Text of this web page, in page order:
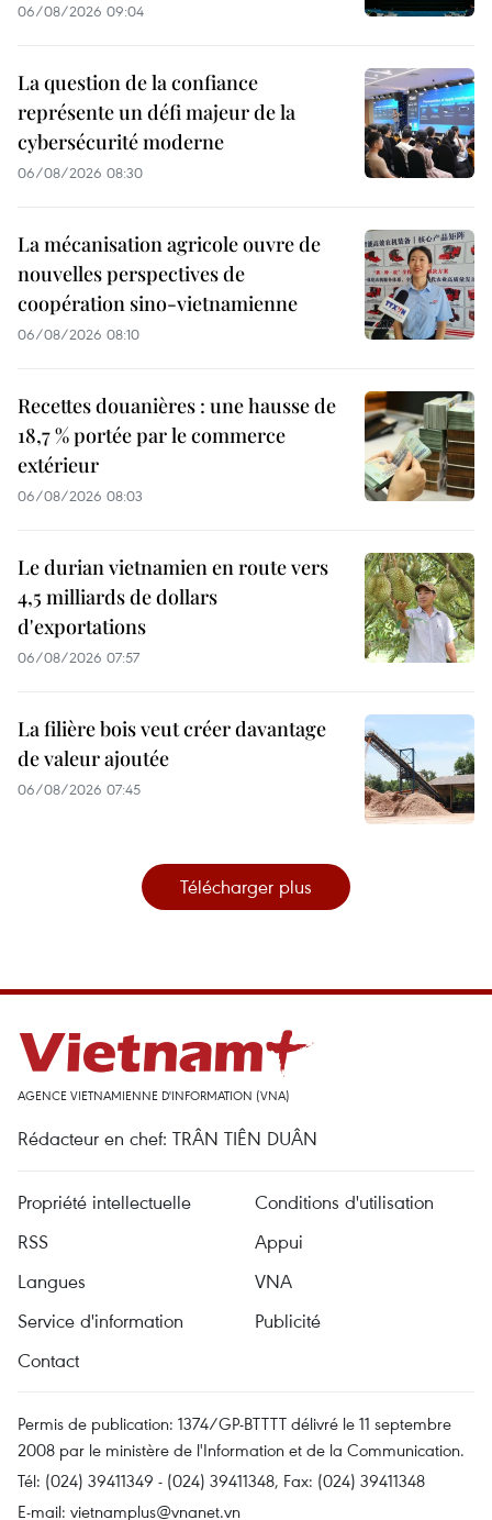
06/08/2026 09:04
La question de la confiance
représente un défi majeur de la
cybersécurité moderne
06/08/2026 08:30
La mécanisation agricole ouvre de
nouvelles perspectives de
coopération sino-vietnamienne
06/08/2026 08:10
Recettes douanières : une hausse de
18,7 % portée par le commerce
extérieur
06/08/2026 08:03
Le durian vietnamien en route vers
4,5 milliards de dollars
d'exportations
06/08/2026 07:57
La filière bois veut créer davantage
de valeur ajoutée
06/08/2026 07:45
Télécharger plus
AGENCE VIETNAMIENNE D'INFORMATION (VNA)
Rédacteur en chef: TRÂN TIÊN DUÂN
Propriété intellectuelle
Conditions d'utilisation
RSS
Appui
Langues
VNA
Service d'information
Publicité
Contact
Permis de publication: 1374/GP-BTTTT délivré le 11 septembre
2008 par le ministère de l'Information et de la Communication.
Tél: (024) 39411349 - (024) 39411348, Fax: (024) 39411348
E-mail: vietnamplus@vnanet.vn